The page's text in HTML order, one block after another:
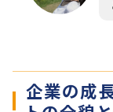
企業の成